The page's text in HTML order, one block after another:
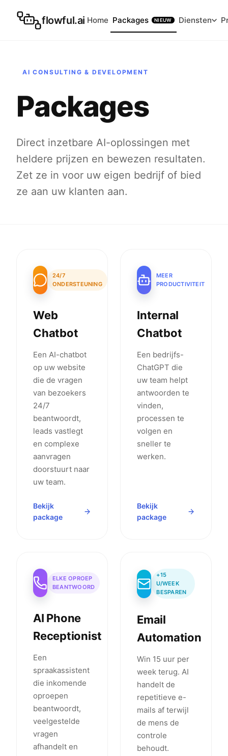
flowful.ai Home Packages NIEUW Diensten
AI CONSULTING & DEVELOPMENT
Packages
Direct inzetbare AI-oplossingen met
heldere prijzen en bewezen resultaten.
Zet ze in voor uw eigen bedrijf of bied
ze aan uw klanten aan.
24/7
ONDERSTEUNING
Web
Chatbot
Een AI-chatbot
op uw website
die de vragen
van bezoekers
24/7
beantwoordt,
leads vastlegt
en complexe
aanvragen
doorstuurt naar
uw team.
Bekijk
package
MEER
PRODUCTIVITEIT
Internal
Chatbot
Een bedrijfs-
ChatGPT die
uw team helpt
antwoorden te
vinden,
processen te
volgen en
sneller te
werken.
Bekijk
package
ELKE OPROEP
BEANTWOORD
AI Phone
Receptionist
Een
spraakassistent
die inkomende
oproepen
beantwoordt,
veelgestelde
vragen
afhandelt en
+15
U/WEEK
BESPAREN
Email
Automation
Win 15 uur per
week terug. AI
handelt de
repetitieve e-
mails af terwijl
de mens de
controle
behoudt.